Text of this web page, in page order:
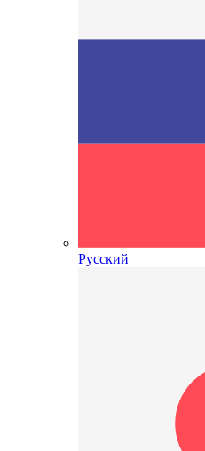
Русский